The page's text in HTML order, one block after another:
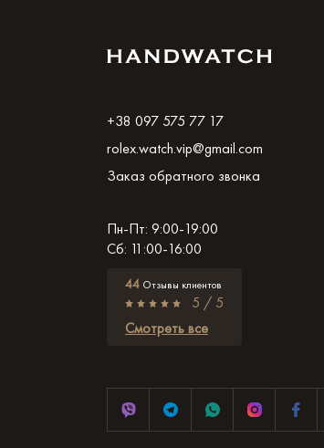
+38 097 575 77 17
rolex.watch.vip@gmail.com
Заказ обратного звонка
Пн-Пт: 9:00-19:00
Сб: 11:00-16:00
44 Отзывы клиентов
5 / 5
Смотреть все